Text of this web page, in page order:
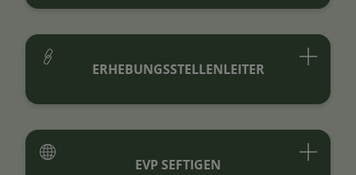
ERHEBUNGSSTELLENLEITER
EVP SEFTIGEN